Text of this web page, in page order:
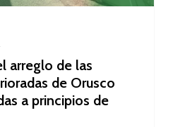
arreglo de las
de Orusco
a principios de